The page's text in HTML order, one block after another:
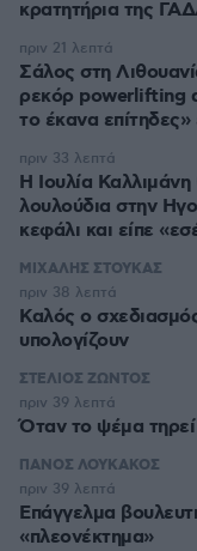
κρατητήρια της
Σάλος στη
ρεκόρ powerlifting
το έκανα
πριν 21 λεπτά
Η Ιουλία
λουλούδια στην
κεφάλι και είπε
πριν 33 λεπτά
ΜΙΧΑΛΗΣ ΣΤΟΥΚΑΣ
Καλός ο
υπολογίζουν
πριν 38 λεπτά
ΣΤΕΛΙΟΣ ΖΩΝΤΟΣ
Όταν το ψέμα
πριν 39 λεπτά
ΠΑΝΟΣ ΛΟΥΚΑΚΟΣ
Επάγγελμα
«πλεονέκτημα»
πριν 39 λεπτά